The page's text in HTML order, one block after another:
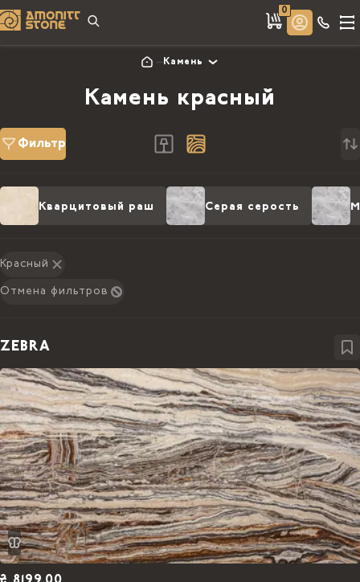
0
Камень
Камень красный
Фильтр
Кварцитовый раш Серая серость
Красный
Отмена фильтров
ZEBRA